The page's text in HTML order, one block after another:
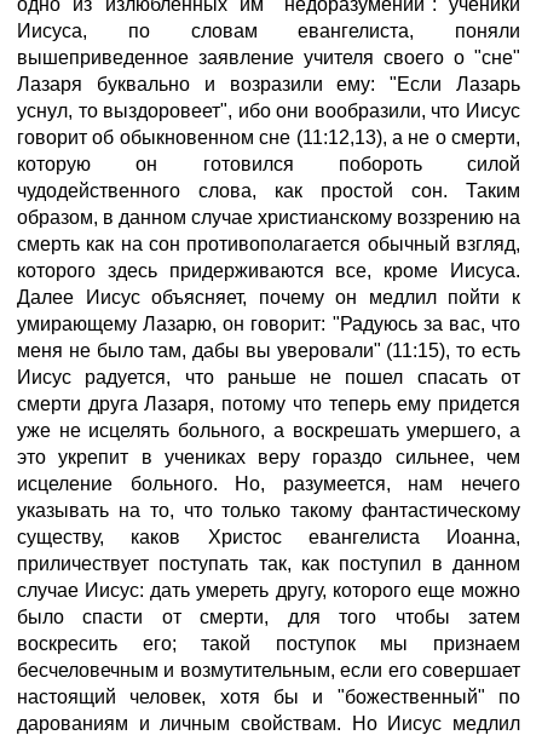
одно из излюбленных им "недоразумений": ученики
Иисуса, по словам евангелиста, поняли
вышеприведенное заявление учителя своего о "сне"
Лазаря буквально и возразили ему: "Если Лазарь
уснул, то выздоровеет", ибо они вообразили, что Иисус
говорит об обыкновенном сне (11:12,13), а не о смерти,
которую он готовился побороть силой
чудодейственного слова, как простой сон. Таким
образом, в данном случае христианскому воззрению на
смерть как на сон противополагается обычный взгляд,
которого здесь придерживаются все, кроме Иисуса.
Далее Иисус объясняет, почему он медлил пойти к
умирающему Лазарю, он говорит: "Радуюсь за вас, что
меня не было там, дабы вы уверовали" (11:15), то есть
Иисус радуется, что раньше не пошел спасать от
смерти друга Лазаря, потому что теперь ему придется
уже не исцелять больного, а воскрешать умершего, а
это укрепит в учениках веру гораздо сильнее, чем
исцеление больного. Но, разумеется, нам нечего
указывать на то, что только такому фантастическому
существу, каков Христос евангелиста Иоанна,
приличествует поступать так, как поступил в данном
случае Иисус: дать умереть другу, которого еще можно
было спасти от смерти, для того чтобы затем
воскресить его; такой поступок мы признаем
бесчеловечным и возмутительным, если его совершает
настоящий человек, хотя бы и "божественный" по
дарованиям и личным свойствам. Но Иисус медлил